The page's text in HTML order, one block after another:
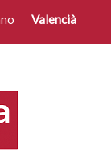
Valencià